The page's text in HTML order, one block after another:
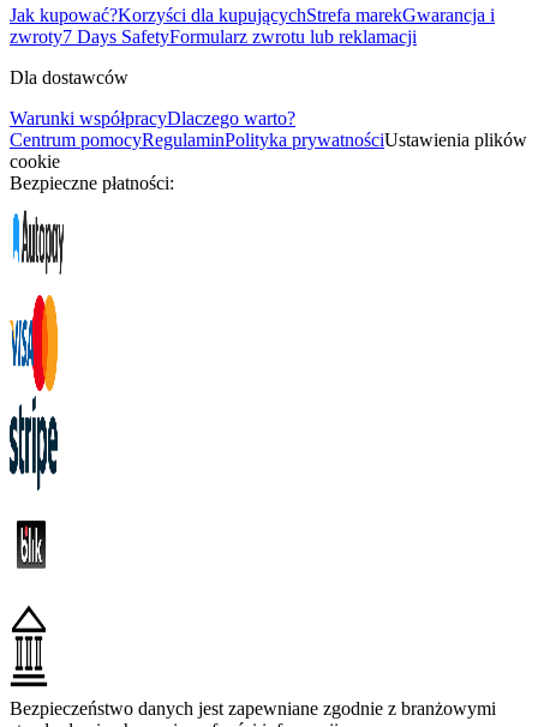
Jak kupować?Korzyści dla kupującychStrefa marekGwarancja i
zwroty7 Days SafetyFormularz zwrotu lub reklamacji
Dla dostawców
Warunki współpracyDlaczego warto?
Centrum pomocyRegulaminPolityka prywatnościUstawienia plików
cookie
Bezpieczne płatności:
Bezpieczeństwo danych jest zapewniane zgodnie z branżowymi